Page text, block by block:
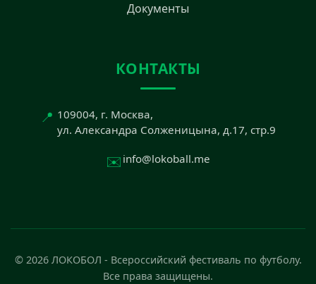
Документы
КОНТАКТЫ
📍 109004, г. Москва,
ул. Александра Солженицына, д.17, стр.9
✉️ info@lokoball.me
© 2026 ЛОКОБОЛ - Всероссийский фестиваль по футболу.
Все права защищены.